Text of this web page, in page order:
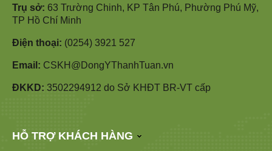
Trụ sở: 63 Trường Chinh, KP Tân Phú, Phường Phú Mỹ,
TP Hồ Chí Minh
Điện thoại: (0254) 3921 527
Email: CSKH@DongYThanhTuan.vn
ĐKKD: 3502294912 do Sở KHĐT BR-VT cấp
HỖ TRỢ KHÁCH HÀNG